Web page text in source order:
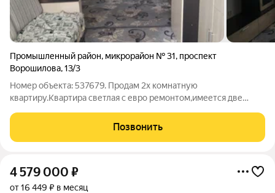
Промышленный район, микрорайон № 31, проспект
Ворошилова,13/3
Номер объекта: 537679. Продам 2х комнатную
квартиру.Квартира светлая с евро ремонтом,имеется две
очень удобное развитая инфраструктура всё в шаговой
доступности:Тухачевский
Позвонить
4 579 000 ₽
от 16 449 ₽ в месяц